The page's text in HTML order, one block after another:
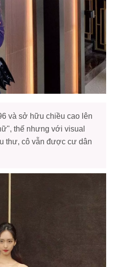
và sở hữu chiều cao lên
thế nhưng với visual
thư, cô vẫn được cư dân